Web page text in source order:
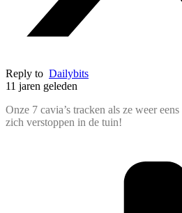
Reply to Dailybits
11 jaren geleden
Onze 7 cavia’s tracken als ze weer
zich verstoppen in de tuin!